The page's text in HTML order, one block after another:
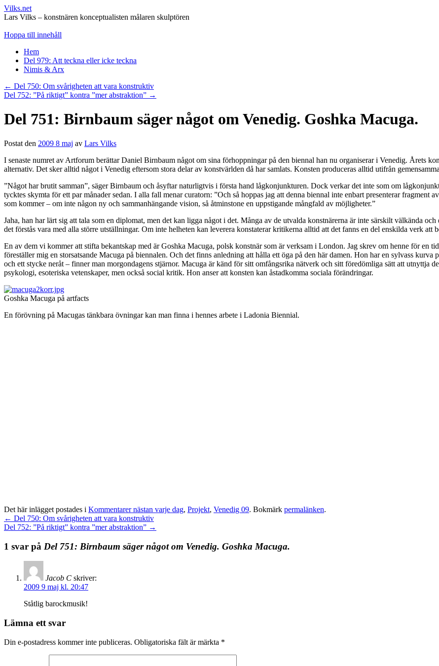
Vilks.net
Lars Vilks – konstnären konceptualisten målaren skulptören
Hoppa till innehåll
Hem
Del 979: Att teckna eller icke teckna
Nimis & Arx
← Del 750: Om svårigheten att vara konstruktiv
Del 752: ”På riktigt” kontra ”mer abstraktion” →
Del 751: Birnbaum säger något om Venedig. Goshka Macuga.
Postat den 2009 8 maj av Lars Vilks
I senaste numret av Artforum berättar Daniel Birnbaum något om sina förhoppningar på den biennal han nu organiserar i Venedig. Årets
alternativ. Det sker alltid något i Venedig eftersom stora delar av konstvärlden då har samlats. Konsten produceras alltid utifrån
”Något har brutit samman”, säger Birnbaum och åsyftar naturligtvis i första hand lågkonjunkturen. Dock verkar det inte som om
tycktes skymta för ett par månader sedan. I alla fall menar curatorn: ”Och så hoppas jag att denna biennal inte enbart presenterar fragment
som kommer – om inte någon ny och sammanhängande vision, så åtminstone en uppstigande mångfald av möjligheter.”
Jaha, han har lärt sig att tala som en diplomat, men det kan ligga något i det. Många av de utvalda konstnärerna är inte särskilt välkända
det förstås vara med alla större utställningar. Om inte helheten kan leverera konstaterar kritikerna alltid att det fanns en del enskilda verk att
En av dem vi kommer att stifta bekantskap med är Goshka Macuga, polsk konstnär som är verksam i London. Jag skrev om henne för en
föreställer mig en storsatsande Macuga på biennalen. Och det finns anledning att hålla ett öga på den här damen. Hon har en sylvass
och ett stycke neråt – finner man morgondagens stjärnor. Macuga är känd för sitt omfångsrika nätverk och sitt föredömliga sätt att utnyttja
psykologi, esoteriska vetenskaper, men också social kritik. Hon anser att konsten kan åstadkomma sociala förändringar.
Goshka Macuga på artfacts
En förövning på Macugas tänkbara övningar kan man finna i hennes arbete i Ladonia Biennial.
Det här inlägget postades i Kommentarer nästan varje dag, Projekt, Venedig 09. Bokmärk permalänken.
← Del 750: Om svårigheten att vara konstruktiv
Del 752: ”På riktigt” kontra ”mer abstraktion” →
1 svar på Del 751: Birnbaum säger något om Venedig. Goshka Macuga.
Jacob C skriver:
2009 9 maj kl. 20:47
Ståtlig barockmusik!
Lämna ett svar
Din e-postadress kommer inte publiceras. Obligatoriska fält är märkta *